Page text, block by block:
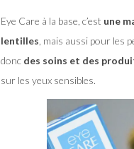
Eye Care à la base, c’est une
lentilles , mais aussi pour les
donc des soins et des
sur les yeux sensibles.